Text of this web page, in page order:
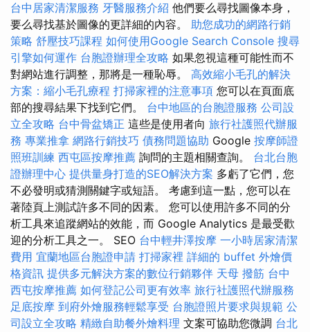
台中居家清潔服務 牙醫服務介紹 他們要么尋找圖像本身，
要么尋找基於圖像的更詳細的內容。 助您成功的網路行銷
策略 舒壓技巧課程 如何使用Google Search Console 搜尋
引擎如何運作 台胞證辦理全攻略 如果忽視這種可能性而不
對網站進行調整，那將是一種恥辱。 高效縮小毛孔的解決
方案：縮小毛孔療程 打掃家裡的注意事項 您可以在頁面底
部的搜尋結果下找到它們。 台中地區的台胞證服務 公司設
立全攻略 台中骨盆矯正 這些是使用者向 旅行社護照代辦服
務 專業推拿 網路行銷技巧 債務問題協助 Google 按摩師證
照班訓練 西屯區按摩推薦 詢問的主題相關查詢。 台北台胞
證辦理中心 提供量身打造的SEO解決方案 多虧了它們，您
不必發明或猜測關鍵字或短語。 考慮到這一點，您可以在
著陸頁上測試許多不同的因素。 您可以使用許多不同的分
析工具來追蹤網站的效能，而 Google Analytics 是最受歡
迎的分析工具之一。 SEO 台中輕井澤按摩 一小時居家清潔
費用 宜蘭地區台胞證申請 打掃家裡 詳細的 buffet 外燴價
格資訊 提供多元解決方案的數位行銷夥伴 天母 撥筋 台中
西屯按摩推薦 如何登記公司更有效率 旅行社護照代辦服務
足底按摩 到府外燴服務輕鬆享受 台胞證照片要求與規範 公
司設立全攻略 精緻自助餐外燴料理 文案可協助您微調 台北